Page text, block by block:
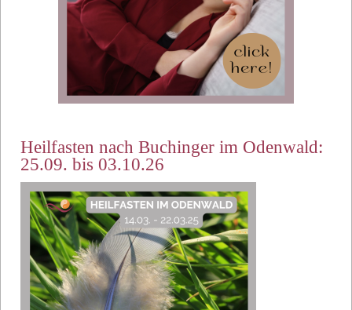
Heilfasten nach Buchinger im Odenwald:
25.09. bis 03.10.26